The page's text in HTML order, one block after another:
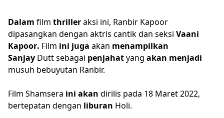
Dalam film thrilleraksi ini, Ranbir Kapoor
dipasangkan dengan aktris cantik dan seksi Vaani
Kapoor. Film ini juga akan menampilkan
Sanjay Dutt sebagai penjahatyang akan menjadi
musuh bebuyutan Ranbir.
Film Shamsera ini akan dirilis pada 18 Maret 2022,
bertepatan dengan liburan Holi.